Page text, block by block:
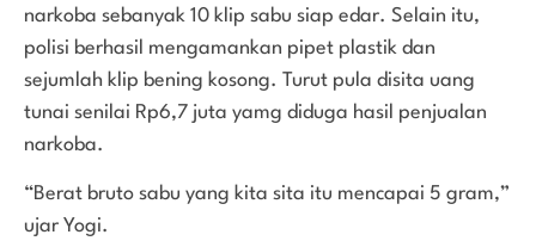
narkoba sebanyak 10 klip sabu siap edar. Selain itu,
polisi berhasil mengamankan pipet plastik dan
sejumlah klip bening kosong. Turut pula disita uang
tunai senilai Rp6,7 juta yamg diduga hasil penjualan
narkoba.
“Berat bruto sabu yang kita sita itu mencapai 5 gram,”
ujar Yogi.